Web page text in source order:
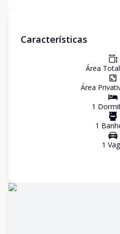
Características
Área Total
Área
1
1
1